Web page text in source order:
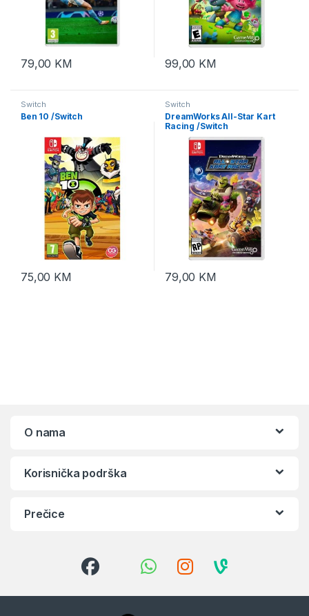
79,00 KM 99,00 KM
Switch
Ben 10 /Switch
75,00 KM
Switch
DreamWorks All-Star Kart
Racing /Switch
79,00 KM
O nama
Korisnička podrška
Prečice